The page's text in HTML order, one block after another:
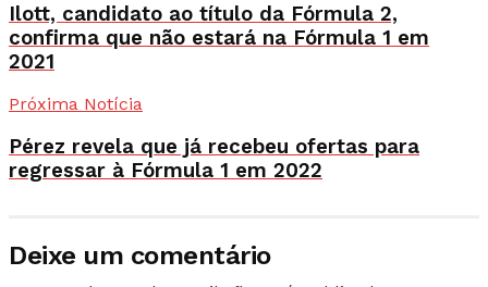
Ilott, candidato ao título da Fórmula 2,
confirma que não estará na Fórmula 1 em
2021
Próxima Notícia
Pérez revela que já recebeu ofertas para
regressar à Fórmula 1 em 2022
Deixe um comentário